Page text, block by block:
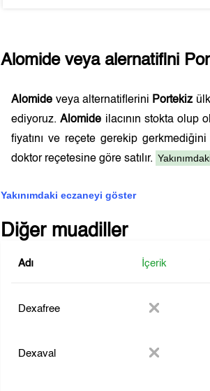
Alomideveya alernatifini
Alomide veya alternatiflerini Portekiz
ediyoruz.Alomide ilacının stokta olup
fiyatını ve reçete gerekip gerkmediğini
doktor reçetesine göre satılır.
Yakınımdaki eczaneyi göster
Diğer muadiller
Adı İçerik
Dexafree
Dexaval